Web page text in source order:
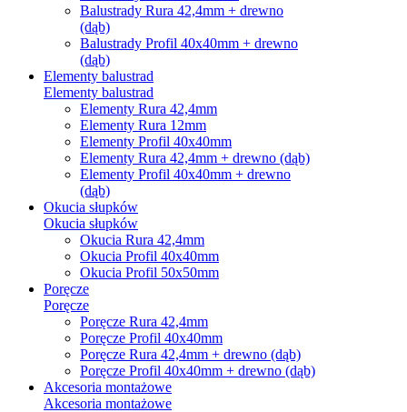
Balustrady Rura 42,4mm + drewno
(dąb)
Balustrady Profil 40x40mm + drewno
(dąb)
Elementy balustrad
Elementy balustrad
Elementy Rura 42,4mm
Elementy Rura 12mm
Elementy Profil 40x40mm
Elementy Rura 42,4mm + drewno (dąb)
Elementy Profil 40x40mm + drewno
(dąb)
Okucia słupków
Okucia słupków
Okucia Rura 42,4mm
Okucia Profil 40x40mm
Okucia Profil 50x50mm
Poręcze
Poręcze
Poręcze Rura 42,4mm
Poręcze Profil 40x40mm
Poręcze Rura 42,4mm + drewno (dąb)
Poręcze Profil 40x40mm + drewno (dąb)
Akcesoria montażowe
Akcesoria montażowe